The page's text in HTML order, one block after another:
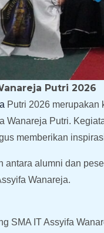
Putri 2026
Putri 2026
Wanareja Putri.
memberikan
alumni dan
Wanareja.
SMA IT Assyifa